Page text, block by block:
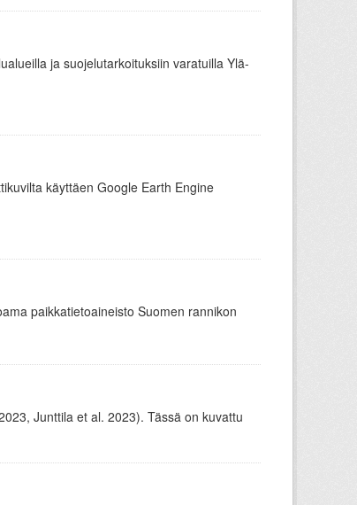
ja suojelutarkoituksiin varatuilla Ylä-
käyttäen Google Earth Engine
paikkatietoaineisto Suomen rannikon
Junttila et al. 2023). Tässä on kuvattu